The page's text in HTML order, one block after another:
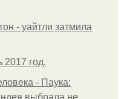
- уайтли затмила
2017 год.
- Паука:
выбрала не